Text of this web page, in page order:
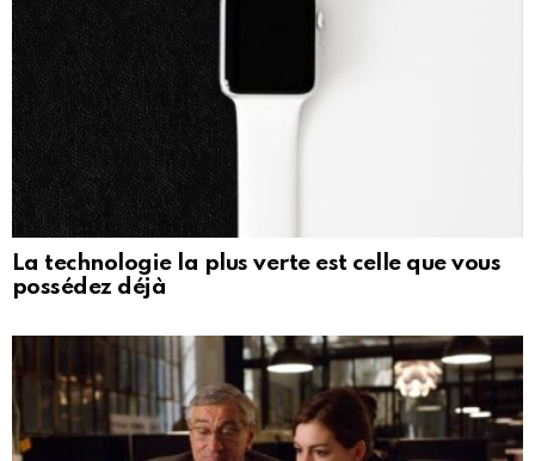
La technologie la plus verte est celle que vous
possédez déjà